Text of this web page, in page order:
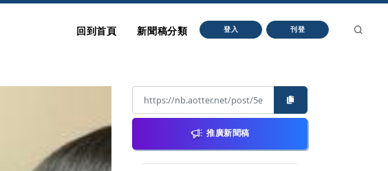
回到首頁 新聞稿分類 登入 刊登
推廣新聞稿